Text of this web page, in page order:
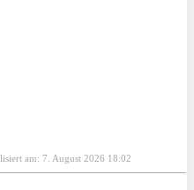
am: 7. August 2026 18:02